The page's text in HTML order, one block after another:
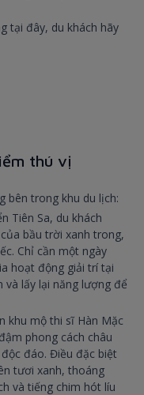
tại đây, du khách hãy
thú vị
bên trong khu du lịch:
Tiên Sa, du khách
bầu trời xanh trong,
Chỉ cần một ngày
hoạt động giải trí tại
lấy lại năng lượng để
khu mộ thi sĩ Hàn Mặc
phong cách châu
đáo. Điều đặc biệt
tươi xanh, thoáng
và tiếng chim hót líu